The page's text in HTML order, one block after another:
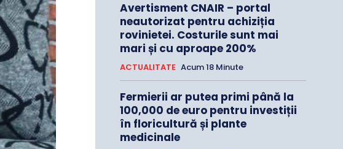
Avertisment CNAIR – portal
neautorizat pentru achiziția
rovinietei. Costurile sunt mai
mari și cu aproape 200%
ACTUALITATE Acum 18 Minute
Fermierii ar putea primi până la
100,000 de euro pentru investiții
în floricultură și plante
medicinale